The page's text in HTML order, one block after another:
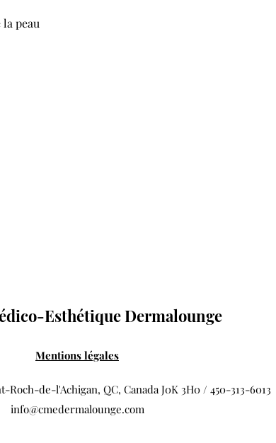
peau
Esthétique Dermalounge
Mentions légales
Roch-de-l'Achigan, QC, Canada J0K 3H0 / 450-313-6013
info@cmedermalounge.com